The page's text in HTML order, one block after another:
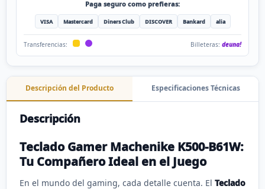
Paga seguro como prefieras:
VISA Mastercard Diners Club DISCOVER Bankard alia
Transferencias: Billeteras: deuna!
Descripción del Producto Especificaciones Técnicas
Descripción
Teclado Gamer Machenike K500-B61W:
Tu Compañero Ideal en el Juego
En el mundo del gaming, cada detalle cuenta. El Teclado